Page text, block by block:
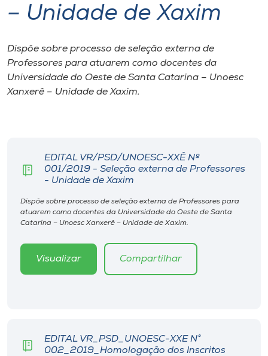
Cultura
CPA
Biblioteca
Unoesc
Store
– Unidade de Xaxim
Dispõe sobre processo de seleção externa de
Professores para atuarem como docentes da
Universidade do Oeste de Santa Catarina – Unoesc
Xanxerê – Unidade de Xaxim.
EDITAL VR/PSD/UNOESC-XXÊ Nº
001/2019 - Seleção externa de Professores
- Unidade de Xaxim
Dispõe sobre processo de seleção externa de Professores para
atuarem como docentes da Universidade do Oeste de Santa
Catarina – Unoesc Xanxerê – Unidade de Xaxim.
Visualizar Compartilhar
EDITAL VR_PSD_UNOESC-XXE N°
002_2019_Homologação dos Inscritos